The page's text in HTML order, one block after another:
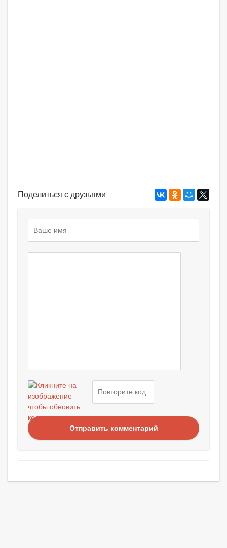
Поделиться с друзьями
Отправить комментарий